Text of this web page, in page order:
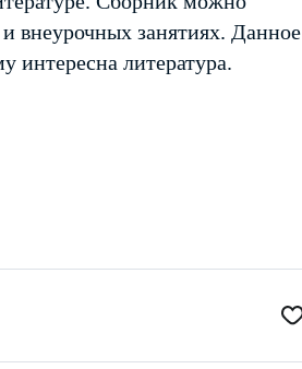
внеурочных занятиях. Данное
интересна литература.